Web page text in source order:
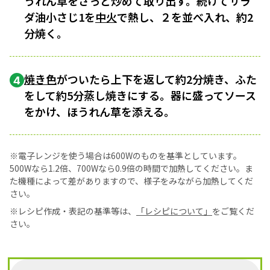
ダ油小さじ1を中火で熱し、２を並べ入れ、約2
分焼く。
4 焼き色がついたら上下を返して約2分焼き、ふた
をして約5分蒸し焼きにする。器に盛ってソース
をかけ、ほうれん草を添える。
※電子レンジを使う場合は600Wのものを基準としています。
500Wなら1.2倍、700Wなら0.9倍の時間で加熱してください。ま
た機種によって差がありますので、様子をみながら加熱してくだ
さい。
※レシピ作成・表記の基準等は、
「レシピについて」 をご覧くだ
さい。